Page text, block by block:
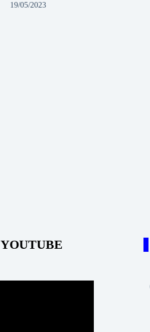
19/05/2023
YOUTUBE